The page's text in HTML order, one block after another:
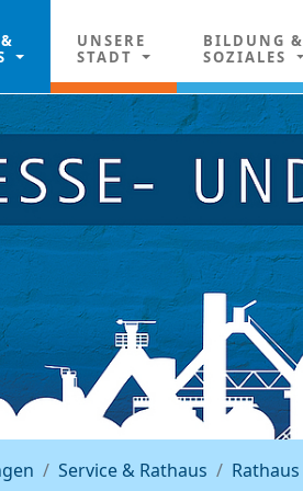
UNSERE
STADT
BILDUNG &
SOZIALES
Service & Rathaus Rathaus